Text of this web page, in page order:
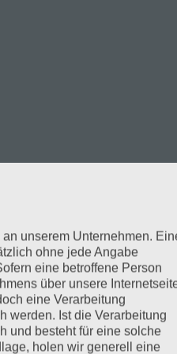
unserem Unternehmen.
ohne jede Angabe
eine betroffene Person
über unsere
eine Verarbeitung
werden. Ist die Verarbeitung
und besteht für eine solche
holen wir generell eine